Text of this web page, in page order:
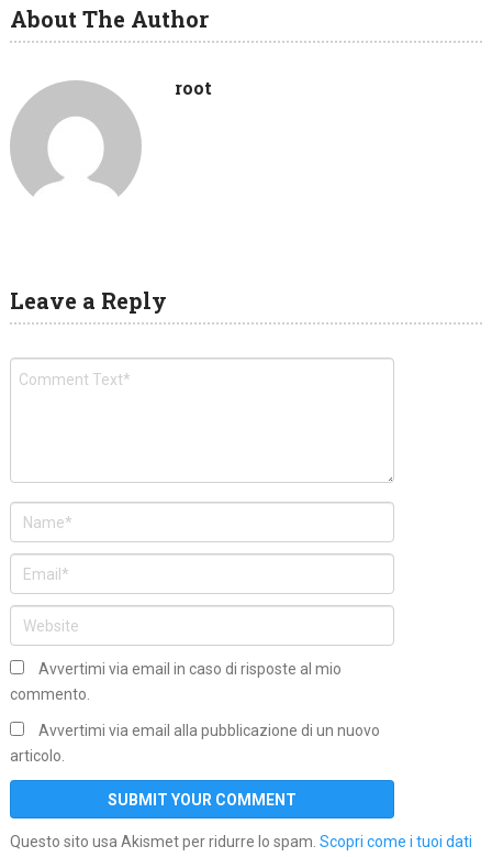
About The Author
root
Leave a Reply
Avvertimi via email in caso di risposte al mio
commento.
Avvertimi via email alla pubblicazione di un nuovo
articolo.
Questo sito usa Akismet per ridurre lo spam. Scopri come i tuoi dati